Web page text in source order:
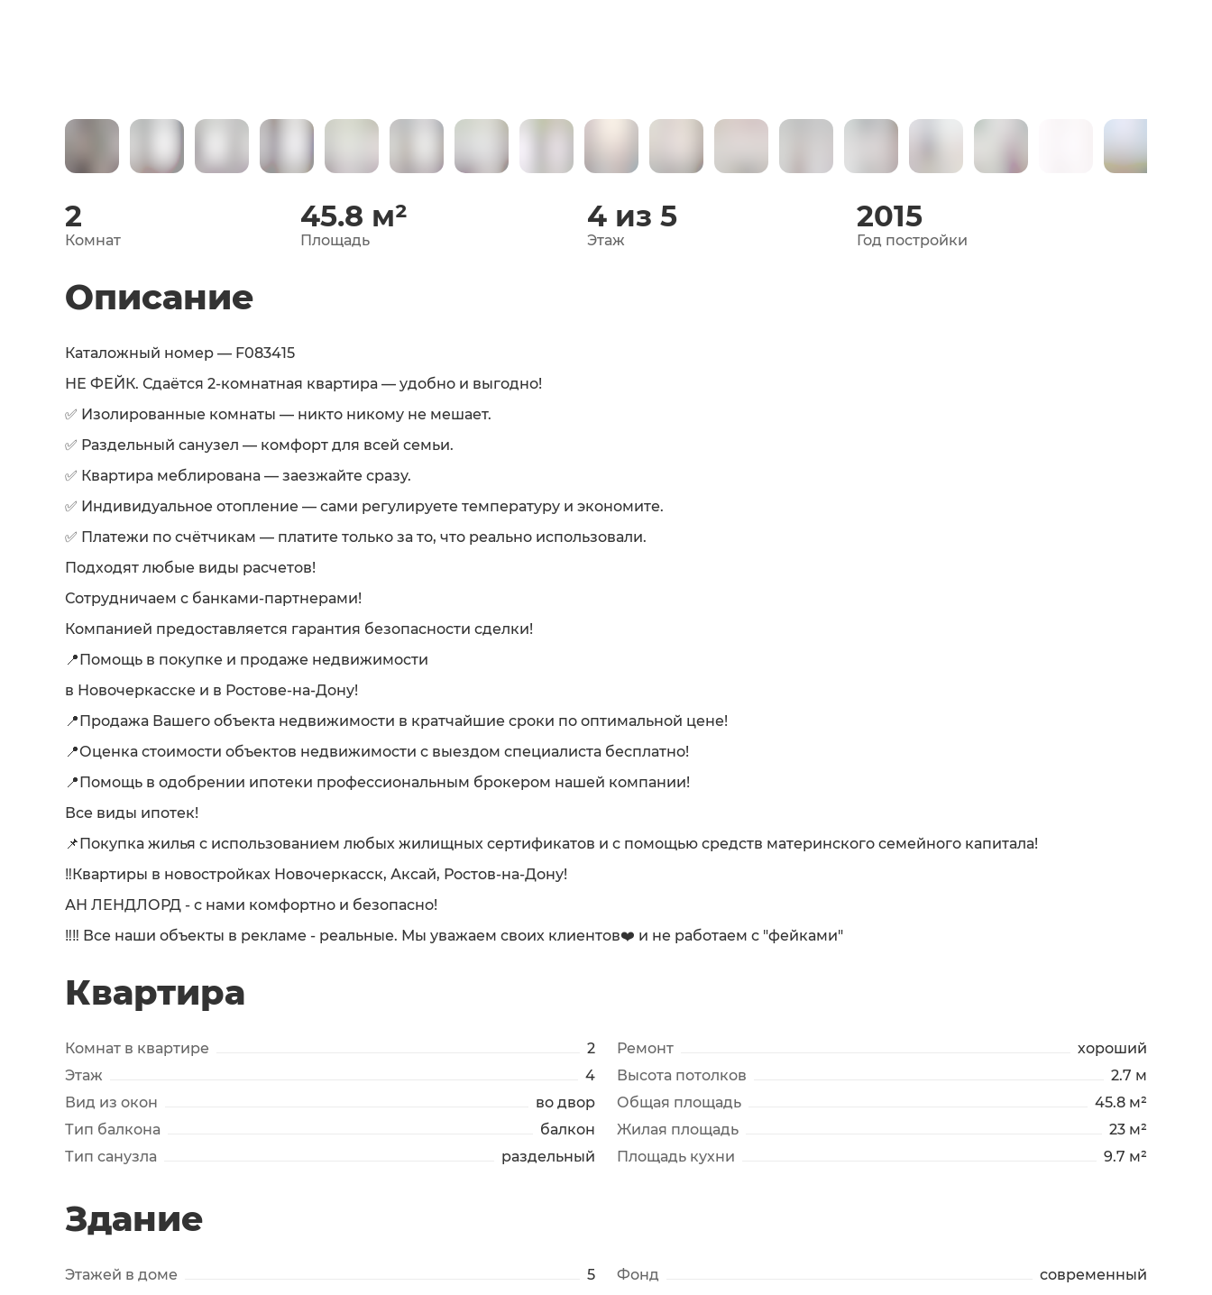
2
Комнат
45.8 м²
Площадь
4 из 5
Этаж
2015
Год постройки
Описание
Каталожный номер — F083415
НЕ ФЕЙК. Сдаётся 2‑комнатная квартира — удобно и выгодно!
✅ Изолированные комнаты — никто никому не мешает.
✅ Раздельный санузел — комфорт для всей семьи.
✅ Квартира меблирована — заезжайте сразу.
✅ Индивидуальное отопление — сами регулируете температуру и экономите.
✅ Платежи по счётчикам — платите только за то, что реально использовали.
Подходят любые виды расчетов!
Сотрудничаем с банками-партнерами!
Компанией предоставляется гарантия безопасности сделки!
📍Помощь в покупке и продаже недвижимости
в Новочеркасске и в Ростове-на-Дону!
📍Продажа Вашего объекта недвижимости в кратчайшие сроки по оптимальной цене!
📍Оценка стоимости объектов недвижимости с выездом специалиста бесплатно!
📍Помощь в одобрении ипотеки профессиональным брокером нашей компании!
Все виды ипотек!
📌Покупка жилья с использованием любых жилищных сертификатов и с помощью средств материнского семейного капитала!
‼️Квартиры в новостройках Новочеркасск, Аксай, Ростов-на-Дону!
АН ЛЕНДЛОРД - с нами комфортно и безопасно!
‼️‼️ Все наши объекты в рекламе - реальные. Мы уважаем своих клиентов❤️ и не работаем с "фейками"
Квартира
Комнат в квартире
2
Этаж
4
Вид из окон
во двор
Тип балкона
балкон
Тип санузла
раздельный
Ремонт
хороший
Высота потолков
2.7 м
Общая площадь
45.8 м²
Жилая площадь
23 м²
Площадь кухни
9.7 м²
Здание
Этажей в доме
5
Фонд
современный